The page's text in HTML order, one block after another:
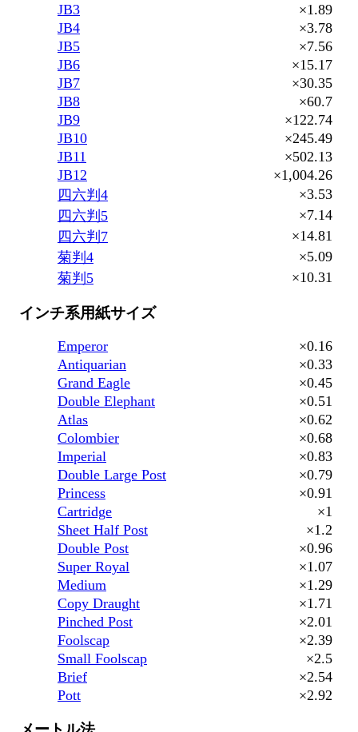
JB3
×1.89
JB4
×3.78
JB5
×7.56
JB6
×15.17
JB7
×30.35
JB8
×60.7
JB9
×122.74
JB10
×245.49
JB11
×502.13
JB12
×1,004.26
四六判4
×3.53
四六判5
×7.14
四六判7
×14.81
菊判4
×5.09
菊判5
×10.31
インチ系用紙サイズ
Emperor
×0.16
Antiquarian
×0.33
Grand Eagle
×0.45
Double Elephant
×0.51
Atlas
×0.62
Colombier
×0.68
Imperial
×0.83
Double Large Post
×0.79
Princess
×0.91
Cartridge
×1
Sheet Half Post
×1.2
Double Post
×0.96
Super Royal
×1.07
Medium
×1.29
Copy Draught
×1.71
Pinched Post
×2.01
Foolscap
×2.39
Small Foolscap
×2.5
Brief
×2.54
Pott
×2.92